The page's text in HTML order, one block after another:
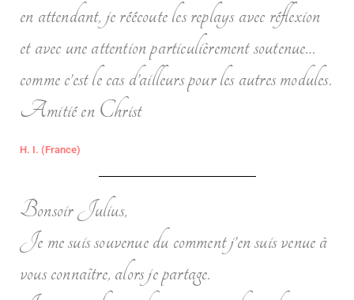
en attendant, je réécoute les replays avec réflexion
et avec une attention particulièrement soutenue…
comme c’est le cas d’ailleurs pour les autres modules.
Amitié en Christ
H. I. (France)
Bonsoir Julius,
Je me suis souvenue du comment j’en suis venue à
vous connaître, alors je partage.